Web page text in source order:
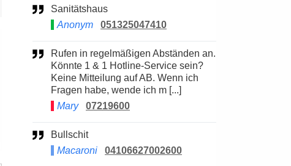
Sanitätshaus
Anonym
051325047410
Rufen in regelmäßigen Abständen an.
Könnte 1 & 1 Hotline-Service sein?
Keine Mitteilung auf AB. Wenn ich
Fragen habe, wende ich m [...]
Mary
07219600
Bullschit
Macaroni
04106627002600